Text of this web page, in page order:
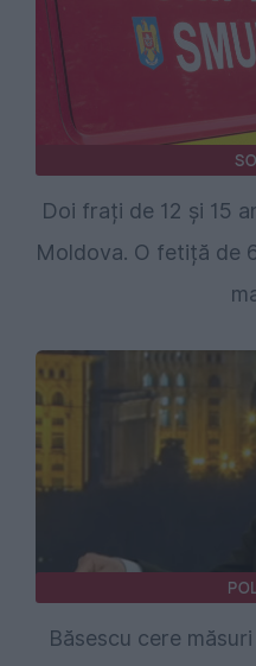
Doi frați de 12 și 15
Moldova. O fetiță de
Băsescu cere